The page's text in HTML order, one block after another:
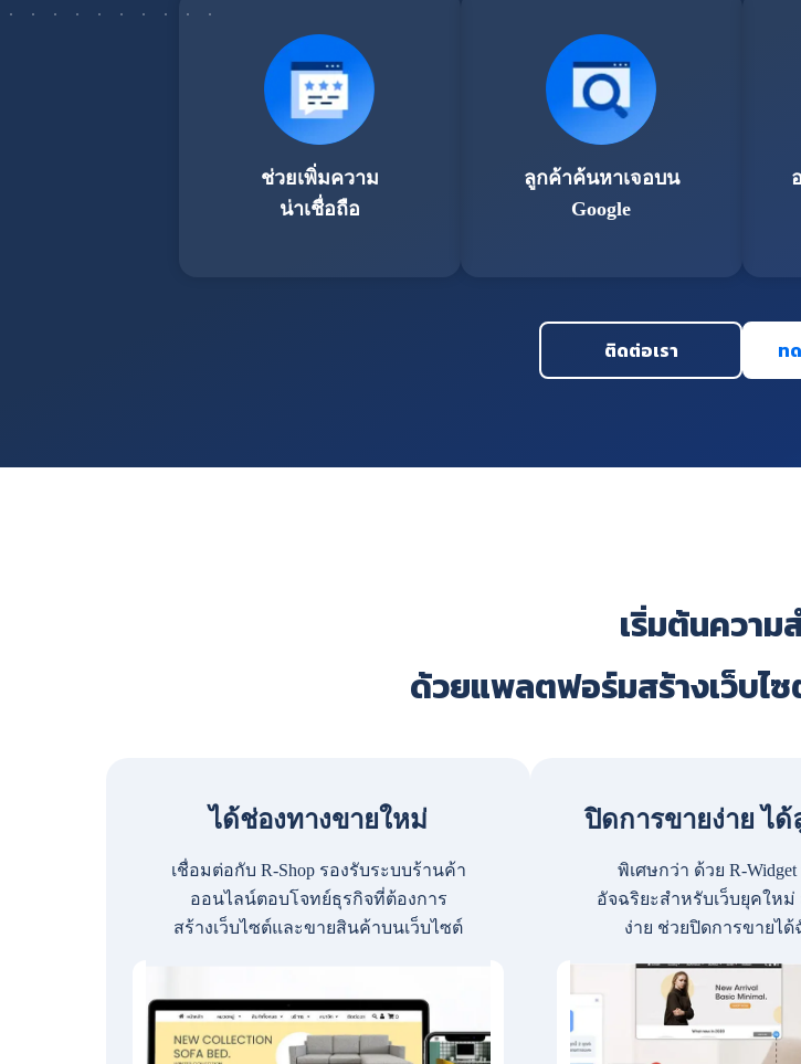
ช่วยเพิ่มความ
น่าเชื่อถือ
ลูกค้าค้นหาเจอบน
Google
ติดต่อเรา ท
เริ่มต้นความ
ด้วยแพลตฟอร์มสร้างเว็บไ
ได้ช่องทางขายใหม่
เชื่อมต่อกับ R-Shop รองรับระบบร้านค้า
ออนไลน์ตอบโจทย์ธุรกิจที่ต้องการ
สร้างเว็บไซต์และขายสินค้าบนเว็บไซต์
ปิดการขายง่าย ได้
พิเศษกว่า ด้วย R-
อัจฉริยะสำหรับเว็บยุคให
ง่าย ช่วยปิดการขายไ